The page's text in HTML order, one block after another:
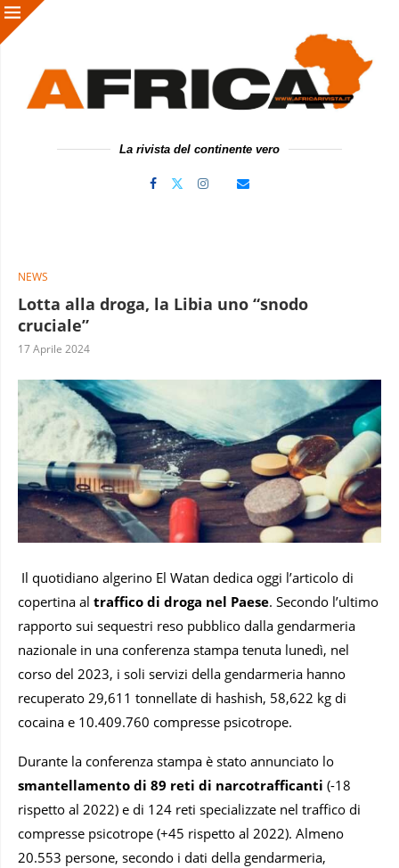
La rivista del continente vero
NEWS
Lotta alla droga, la Libia uno “snodo
cruciale”
17 Aprile 2024
Il quotidiano algerino El Watan dedica oggi l’articolo di
copertina al traffico di droga nel Paese. Secondo l’ultimo
rapporto sui sequestri reso pubblico dalla gendarmeria
nazionale in una conferenza stampa tenuta lunedì, nel
corso del 2023, i soli servizi della gendarmeria hanno
recuperato 29,611 tonnellate di hashish, 58,622 kg di
cocaina e 10.409.760 compresse psicotrope.
Durante la conferenza stampa è stato annunciato lo
smantellamento di 89 reti di narcotrafficanti (-18
rispetto al 2022) e di 124 reti specializzate nel traffico di
compresse psicotrope (+45 rispetto al 2022). Almeno
20.553 persone, secondo i dati della gendarmeria,